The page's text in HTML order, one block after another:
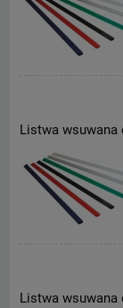
Listwa
Listwa